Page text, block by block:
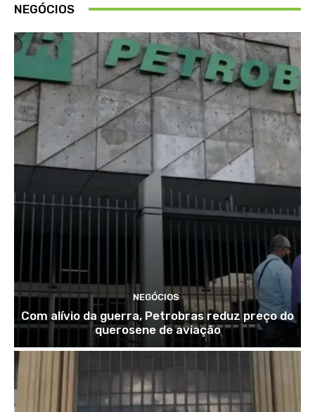
NEGÓCIOS
NEGÓCIOS
Com alívio da guerra, Petrobras reduz preço do
querosene de aviação